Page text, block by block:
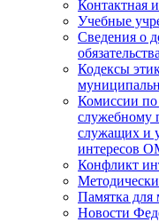
Контактная
Учебные
Сведения о
Кодексы
Комиссии
служебному
служащих и
интересов
Конфликт
Памятка
Новости